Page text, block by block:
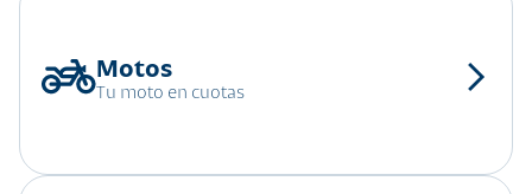
Tu moto en cuotas